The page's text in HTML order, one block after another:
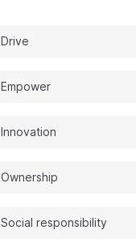
Drive
Empower
Innovation
Ownership
Social responsibility